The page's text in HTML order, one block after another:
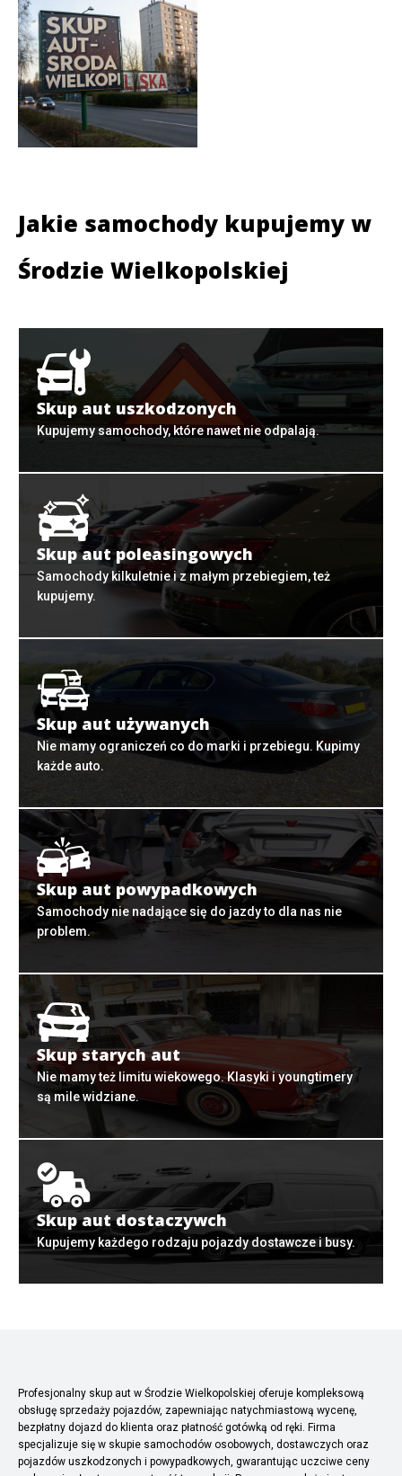
Jakie samochody kupujemy w
Środzie Wielkopolskiej
Skup aut uszkodzonych
Kupujemy samochody, które nawet nie odpalają.
Skup aut poleasingowych
Samochody kilkuletnie i z małym przebiegiem, też
kupujemy.
Skup aut używanych
Nie mamy ograniczeń co do marki i przebiegu. Kupimy
każde auto.
Skup aut powypadkowych
Samochody nie nadające się do jazdy to dla nas nie
problem.
Skup starych aut
Nie mamy też limitu wiekowego. Klasyki i youngtimery
są mile widziane.
Skup aut dostaczywch
Kupujemy każdego rodzaju pojazdy dostawcze i busy.
Profesjonalny skup aut w Środzie Wielkopolskiej oferuje kompleksową
obsługę sprzedaży pojazdów, zapewniając natychmiastową wycenę,
bezpłatny dojazd do klienta oraz płatność gotówką od ręki. Firma
specjalizuje się w skupie samochodów osobowych, dostawczych oraz
pojazdów uszkodzonych i powypadkowych, gwarantując uczciwe ceny